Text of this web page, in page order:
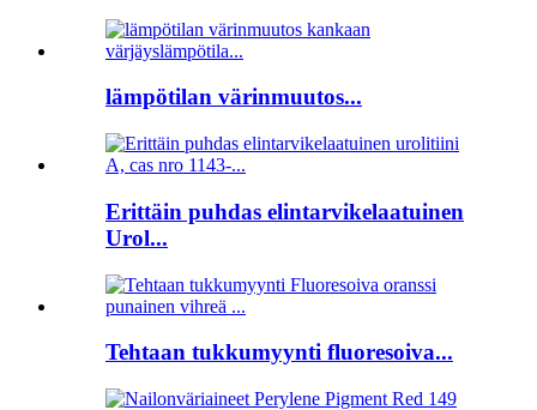
lämpötilan värinmuutos...
Erittäin puhdas elintarvikelaatuinen
Urol...
Tehtaan tukkumyynti fluoresoiva...